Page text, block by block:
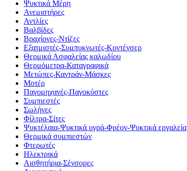
Ψυκτικά Μέρη
Ανεμιστήρες
Αντλίες
Βαλβίδες
Βραχίονες-Ντίζες
Εξατμιστές-Συμπυκνωτές-Κοντένσερ
Θερμικά Ασφαλείας καλωδίου
Θερμόμετρα-Καταγραφικά
Μετώπες-Καντράν-Μάσκες
Μοτέρ
Παγομηχανές-Παγοκύστες
Συμπιεστές
Σωλήνες
Φίλτρα-Σίτες
Ψυκτέλαια-Ψυκτικά υγρά-Φρέον-Ψυκτικά εργαλεία
Θερμικά συμπιεστών
Φτερωτές
Ηλεκτρικά
Αισθητήρια-Σένσορες